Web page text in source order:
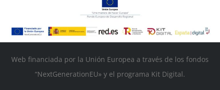
Web financiada por la Unión Europea a través de los fondos
“NextGenerationEU» y el programa Kit Digital.